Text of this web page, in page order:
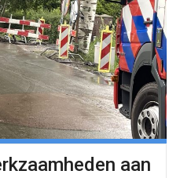
aan